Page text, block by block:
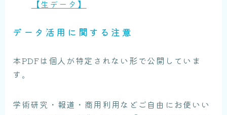
【生データ】
データ活用に関する注意
本PDFは個人が特定されない形で公開していま
す。
学術研究・報道・商用利用などご自由にお使いい